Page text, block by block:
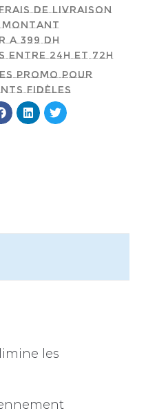
de livraison
montant
a 399 dh
entre 24h et 72h
promo pour
fidèles
les